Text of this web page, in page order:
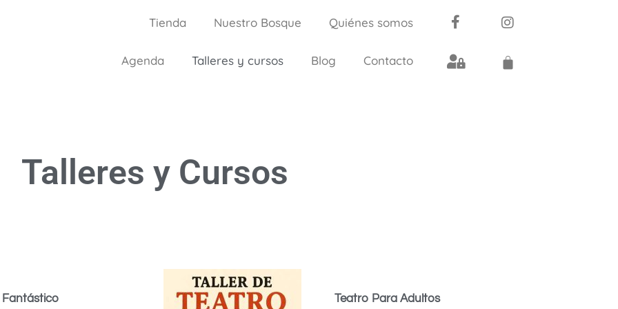
Tienda Nuestro Bosque Quiénes somos
Agenda Talleres y cursos Blog Contacto
Talleres y Cursos
Fantástico Teatro Para Adultos